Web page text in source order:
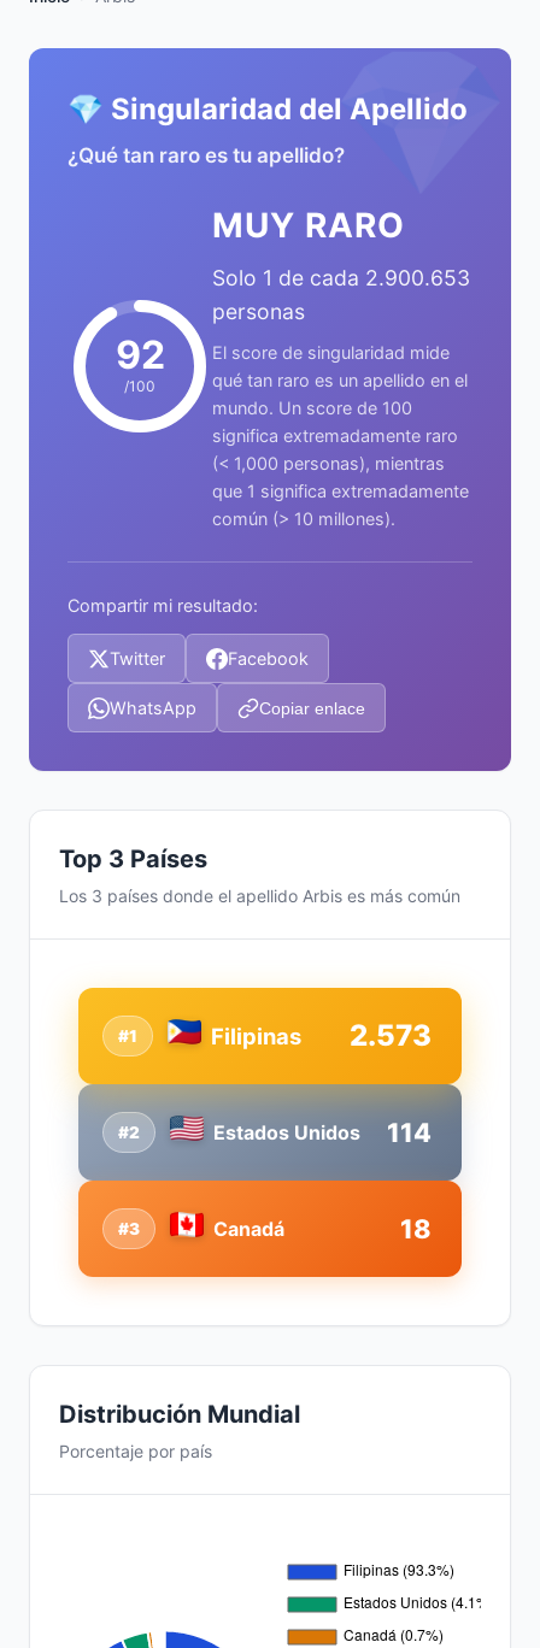
💎
💎 Singularidad del Apellido
¿Qué tan raro es tu apellido?
92
/100
MUY RARO
Solo 1 de cada 2.900.653
personas
El score de singularidad mide
qué tan raro es un apellido en el
mundo. Un score de 100
significa extremadamente raro
(< 1,000 personas), mientras
que 1 significa extremadamente
común (> 10 millones).
Compartir mi resultado:
Twitter Facebook
WhatsApp Copiar enlace
Top 3 Países
Los 3 países donde el apellido Arbis es más común
#2 Estados Unidos 114
#1 Filipinas 2.573
#3 Canadá 18
Distribución Mundial
Porcentaje por país